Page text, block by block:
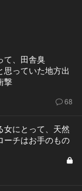
て、田舎臭
っていた地方出
撃
68
女にとって、天然
ーチはお手のもの